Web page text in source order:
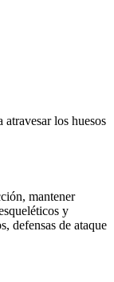
los huesos
mantener
y
defensas de ataque